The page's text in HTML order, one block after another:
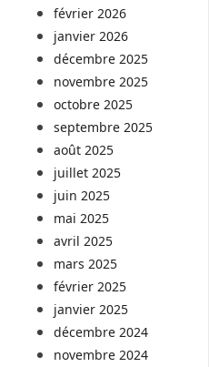
février 2026
janvier 2026
décembre 2025
novembre 2025
octobre 2025
septembre 2025
août 2025
juillet 2025
juin 2025
mai 2025
avril 2025
mars 2025
février 2025
janvier 2025
décembre 2024
novembre 2024